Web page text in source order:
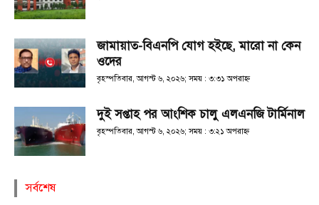
জামায়াত-বিএনপি যোগ হইছে, মারো না কেন
ওদের
বৃহস্পতিবার, আগস্ট ৬, ২০২৬; সময় : ৩:৩১ অপরাহ্ণ
দুই সপ্তাহ পর আংশিক চালু এলএনজি টার্মিনাল
বৃহস্পতিবার, আগস্ট ৬, ২০২৬; সময় : ৩:২১ অপরাহ্ণ
সর্বশেষ